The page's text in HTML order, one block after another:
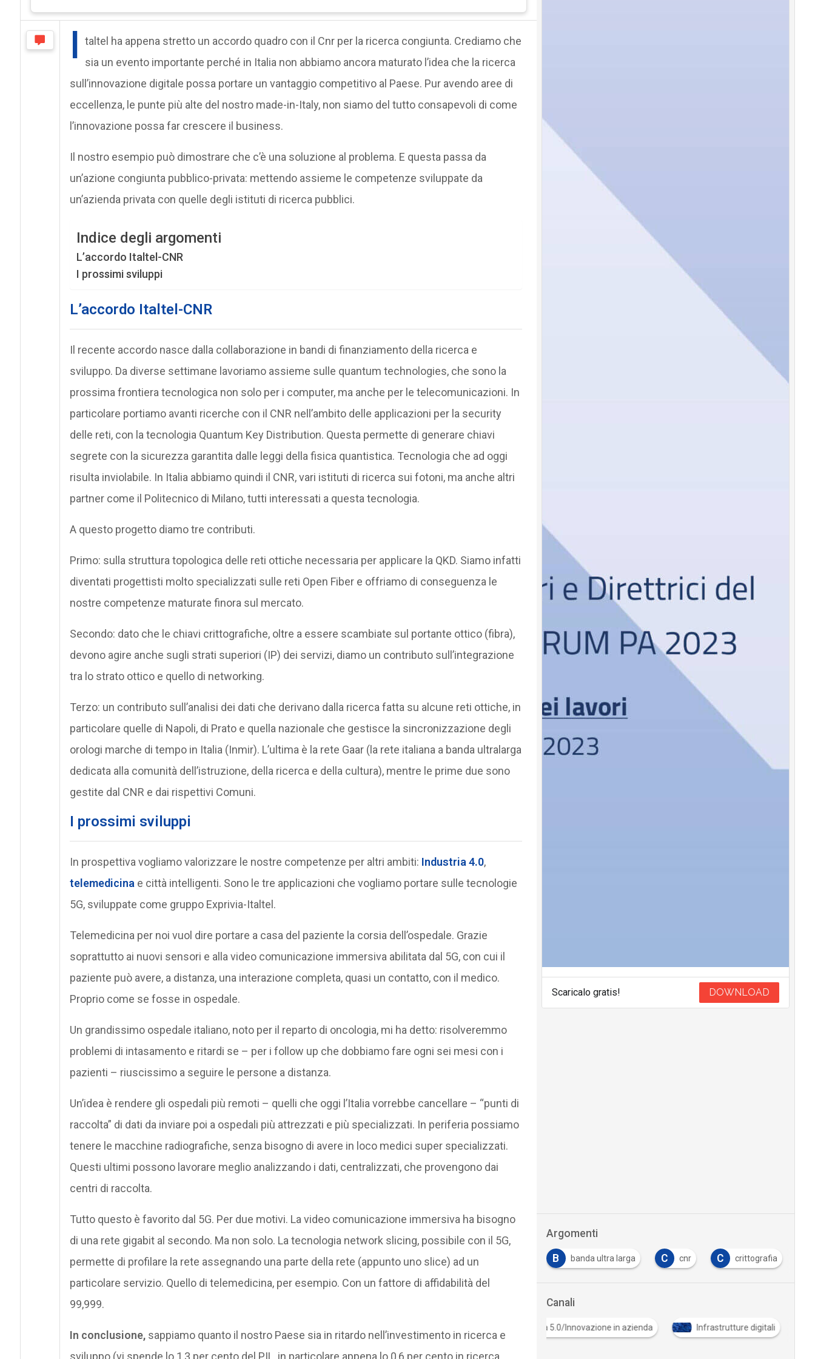
I taltel ha appena stretto un accordo quadro con il Cnr per la ricerca congiunta. Crediamo che
sia un evento importante perché in Italia non abbiamo ancora maturato l’idea che la ricerca
sull’innovazione digitale possa portare un vantaggio competitivo al Paese. Pur avendo aree di
eccellenza, le punte più alte del nostro made-in-Italy, non siamo del tutto consapevoli di come
l’innovazione possa far crescere il business.
Il nostro esempio può dimostrare che c’è una soluzione al problema. E questa passa da
un’azione congiunta pubblico-privata: mettendo assieme le competenze sviluppate da
un’azienda privata con quelle degli istituti di ricerca pubblici.
Indice degli argomenti
L’accordo Italtel-CNR
I prossimi sviluppi
L’accordo Italtel-CNR
Il recente accordo nasce dalla collaborazione in bandi di finanziamento della ricerca e
sviluppo. Da diverse settimane lavoriamo assieme sulle quantum technologies, che sono la
prossima frontiera tecnologica non solo per i computer, ma anche per le telecomunicazioni. In
particolare portiamo avanti ricerche con il CNR nell’ambito delle applicazioni per la security
delle reti, con la tecnologia Quantum Key Distribution. Questa permette di generare chiavi
segrete con la sicurezza garantita dalle leggi della fisica quantistica. Tecnologia che ad oggi
risulta inviolabile. In Italia abbiamo quindi il CNR, vari istituti di ricerca sui fotoni, ma anche altri
partner come il Politecnico di Milano, tutti interessati a questa tecnologia.
A questo progetto diamo tre contributi.
Primo: sulla struttura topologica delle reti ottiche necessaria per applicare la QKD. Siamo infatti
diventati progettisti molto specializzati sulle reti Open Fiber e offriamo di conseguenza le
nostre competenze maturate finora sul mercato.
Secondo: dato che le chiavi crittografiche, oltre a essere scambiate sul portante ottico (fibra),
devono agire anche sugli strati superiori (IP) dei servizi, diamo un contributo sull’integrazione
tra lo strato ottico e quello di networking.
Terzo: un contributo sull’analisi dei dati che derivano dalla ricerca fatta su alcune reti ottiche, in
particolare quelle di Napoli, di Prato e quella nazionale che gestisce la sincronizzazione degli
orologi marche di tempo in Italia (Inmir). L’ultima è la rete Gaar (la rete italiana a banda ultralarga
dedicata alla comunità dell’istruzione, della ricerca e della cultura), mentre le prime due sono
gestite dal CNR e dai rispettivi Comuni.
I prossimi sviluppi
In prospettiva vogliamo valorizzare le nostre competenze per altri ambiti: Industria 4.0,
telemedicina e città intelligenti. Sono le tre applicazioni che vogliamo portare sulle tecnologie
5G, sviluppate come gruppo Exprivia-Italtel.
Telemedicina per noi vuol dire portare a casa del paziente la corsia dell’ospedale. Grazie
soprattutto ai nuovi sensori e alla video comunicazione immersiva abilitata dal 5G, con cui il
paziente può avere, a distanza, una interazione completa, quasi un contatto, con il medico.
Proprio come se fosse in ospedale.
Un grandissimo ospedale italiano, noto per il reparto di oncologia, mi ha detto: risolveremmo
problemi di intasamento e ritardi se – per i follow up che dobbiamo fare ogni sei mesi con i
pazienti – riuscissimo a seguire le persone a distanza.
Un’idea è rendere gli ospedali più remoti – quelli che oggi l’Italia vorrebbe cancellare – “punti di
raccolta” di dati da inviare poi a ospedali più attrezzati e più specializzati. In periferia possiamo
tenere le macchine radiografiche, senza bisogno di avere in loco medici super specializzati.
Questi ultimi possono lavorare meglio analizzando i dati, centralizzati, che provengono dai
centri di raccolta.
Tutto questo è favorito dal 5G. Per due motivi. La video comunicazione immersiva ha bisogno
di una rete gigabit al secondo. Ma non solo. La tecnologia network slicing, possibile con il 5G,
permette di profilare la rete assegnando una parte della rete (appunto uno slice) ad un
particolare servizio. Quello di telemedicina, per esempio. Con un fattore di affidabilità del
99,999.
In conclusione,sappiamo quanto il nostro Paese sia in ritardo nell’investimento in ricerca e
sviluppo (vi spende lo 1,3 per cento del PIL, in particolare appena lo 0,6 per cento in ricerca
Scaricalo gratis! DOWNLOAD
Argomenti
B banda ultra larga C cnr C crittografia
Canali
Industria 5.0/Innovazione in azienda Infrastrutture digitali